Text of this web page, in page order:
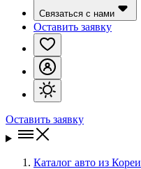
Связаться с нами
Оставить заявку
Оставить заявку
Каталог авто из Кореи